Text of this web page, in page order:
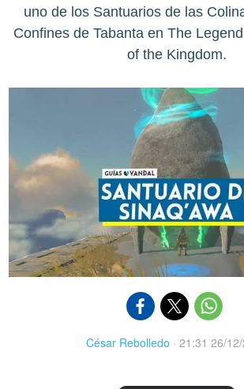
uno de los Santuarios de las
Confines de Tabanta en The
of the Kingdom.
César Rebolledo · 21:31 26/